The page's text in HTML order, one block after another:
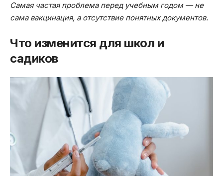
Самая частая проблема перед учебным годом — не
сама вакцинация, а отсутствие понятных документов.
Что изменится для школ и
садиков